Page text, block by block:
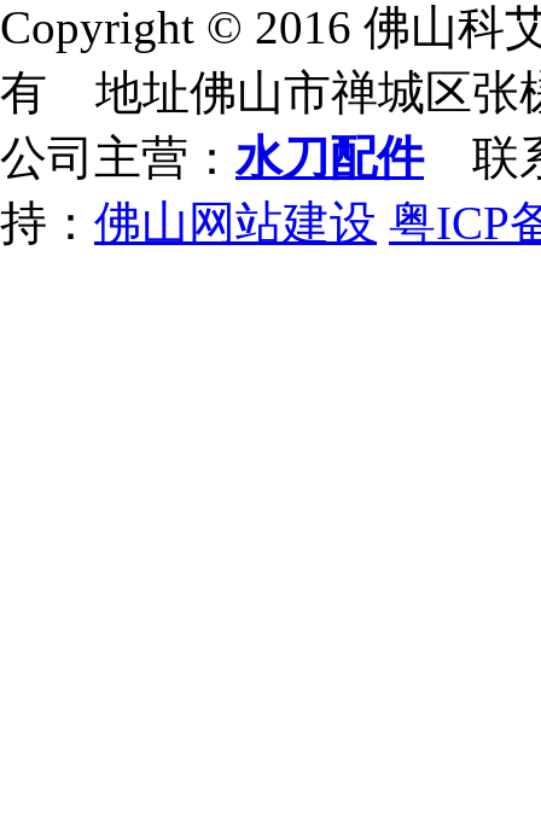
Copyright © 2016 佛山科
有 地址佛山市禅城区张
公司主营：水刀配件联系
持： 佛山网站建设 粤ICP